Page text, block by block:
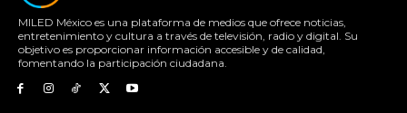
MILED México es una plataforma de medios que ofrece noticias,
entretenimiento y cultura a través de televisión, radio y digital. Su
objetivo es proporcionar información accesible y de calidad,
fomentando la participación ciudadana.